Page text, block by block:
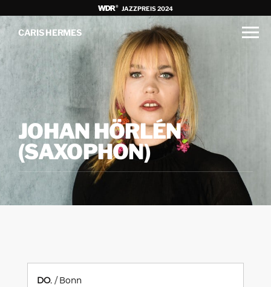
JAZZPREIS 2024
CARIS HERMES
JOHAN HÖRLÉN
(SAXOPHON)
DO. Bonn